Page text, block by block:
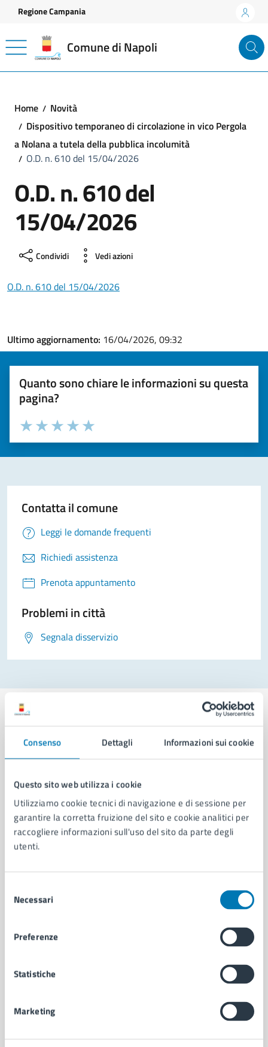
Consenso Dettagli Informazioni sui cookie
Questo sito web utilizza i cookie
Utilizziamo cookie tecnici di navigazione e di sessione per
garantire la corretta fruizione del sito e cookie analitici per
raccogliere informazioni sull'uso del sito da parte degli
utenti.
delNecessari
Preferenze
Statistiche
Marketing
Vai ai contenuti
Vai al footer
Regione Campania
Comune di Napoli
Home
Novità
Dispositivo temporaneo di circolazione in vico Pergola
a Nolana a tutela della pubblica incolumità
O.D. n. 610 del 15/04/2026
O.D. n. 610 del
15/04/2026
Condividi Vedi azioni
O.D. n. 610 del 15/04/2026
Ultimo aggiornamento: 16/04/2026, 09:32
Quanto sono chiare le informazioni su questa
pagina?
Valuta la chiarezza delle informazioni (da 1 a 5 stelle)
Seleziona il numero di stelle per valutare la chiarezza delle
Valuta 5 stelle su 5
Valuta 4 stelle su 5
Valuta 3 stelle su 5
Valuta 2 stelle su 5
Valuta 1 stelle su 5
Contatta il comune
Leggi le domande frequenti
Richiedi assistenza
Prenota appuntamento
Problemi in città
Segnala disservizio
Comune di Napoli
AMMINISTRAZIONE
Aree amministrative
Organi di governo
Municipalità
Uffici
Personale amministrativo
Autorizzazioni